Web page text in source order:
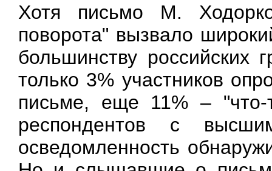
Хотя письмо М.
поворота" вызвало
большинству российских
только 3% участников
письме, еще 11% –
респондентов с
осведомленность